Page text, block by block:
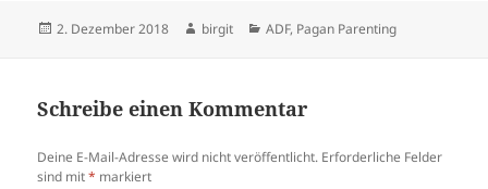
Veröffentlicht
2. Dezember 2018 Autor
birgit Kategorien
ADF, Pagan Parenting
Schreibe einen Kommentar
Deine E-Mail-Adresse wird nicht veröffentlicht. Erforderliche Felder
sind mit* markiert